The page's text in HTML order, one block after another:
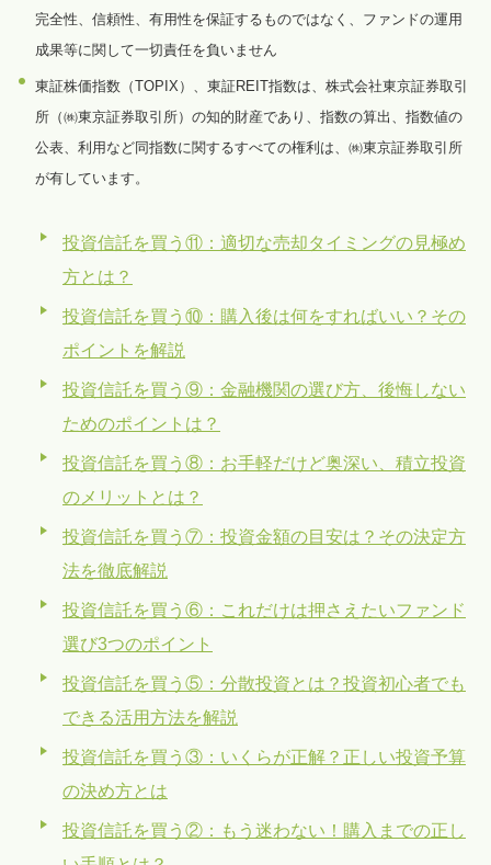
完全性、信頼性、有用性を保証するものではなく、ファンドの運用
成果等に関して一切責任を負いません
東証株価指数（TOPIX）、東証REIT指数は、株式会社東京証券取引
所（㈱東京証券取引所）の知的財産であり、指数の算出、指数値の
公表、利用など同指数に関するすべての権利は、㈱東京証券取引所
が有しています。
投資信託を買う⑪：適切な売却タイミングの見極め
方とは？
投資信託を買う⑩：購入後は何をすればいい？その
ポイントを解説
投資信託を買う⑨：金融機関の選び方、後悔しない
ためのポイントは？
投資信託を買う⑧：お手軽だけど奥深い、積立投資
のメリットとは？
投資信託を買う⑦：投資金額の目安は？その決定方
法を徹底解説
投資信託を買う⑥：これだけは押さえたいファンド
選び3つのポイント
投資信託を買う⑤：分散投資とは？投資初心者でも
できる活用方法を解説
投資信託を買う③：いくらが正解？正しい投資予算
の決め方とは
投資信託を買う②：もう迷わない！購入までの正し